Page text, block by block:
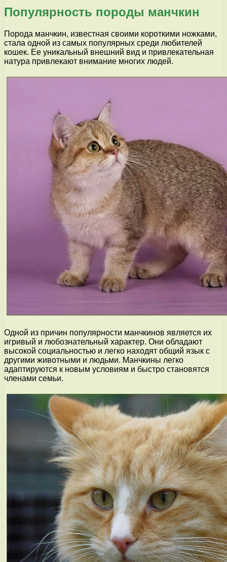
Популярность породы манчкин
Порода манчкин, известная своими короткими ножками,
стала одной из самых популярных среди любителей
кошек. Ее уникальный внешний вид и привлекательная
натура привлекают внимание многих людей.
Одной из причин популярности манчкинов является их
игривый и любознательный характер. Они обладают
высокой социальностью и легко находят общий язык с
другими животными и людьми. Манчкины легко
адаптируются к новым условиям и быстро становятся
членами семьи.